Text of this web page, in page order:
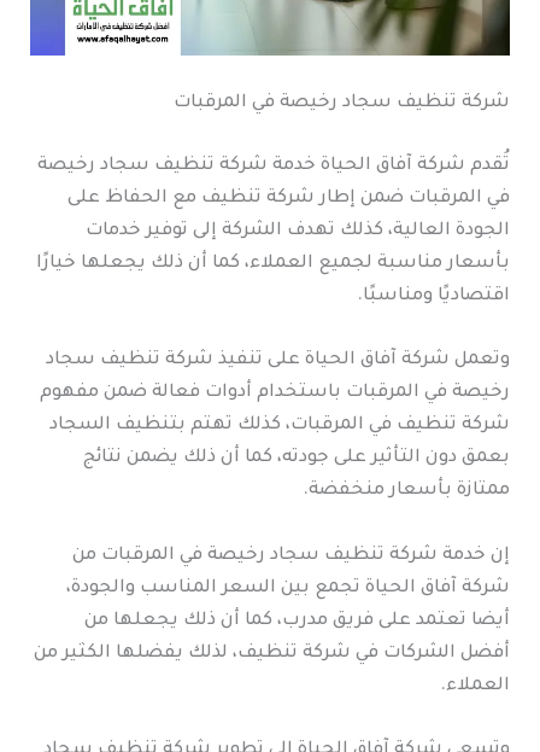
شركة تنظيف سجاد رخيصة في المرقبات
تُقدم شركة آفاق الحياة خدمة شركة تنظيف سجاد رخيصة
في المرقبات ضمن إطار شركة تنظيف مع الحفاظ على
الجودة العالية، كذلك تهدف الشركة إلى توفير خدمات
بأسعار مناسبة لجميع العملاء، كما أن ذلك يجعلها خيارًا
اقتصاديًا ومناسبًا.
وتعمل شركة آفاق الحياة على تنفيذ شركة تنظيف سجاد
رخيصة في المرقبات باستخدام أدوات فعالة ضمن مفهوم
شركة تنظيف في المرقبات، كذلك تهتم بتنظيف السجاد
بعمق دون التأثير على جودته، كما أن ذلك يضمن نتائج
ممتازة بأسعار منخفضة.
إن خدمة شركة تنظيف سجاد رخيصة في المرقبات من
شركة آفاق الحياة تجمع بين السعر المناسب والجودة،
أيضا تعتمد على فريق مدرب، كما أن ذلك يجعلها من
أفضل الشركات في شركة تنظيف، لذلك يفضلها الكثير من
العملاء.